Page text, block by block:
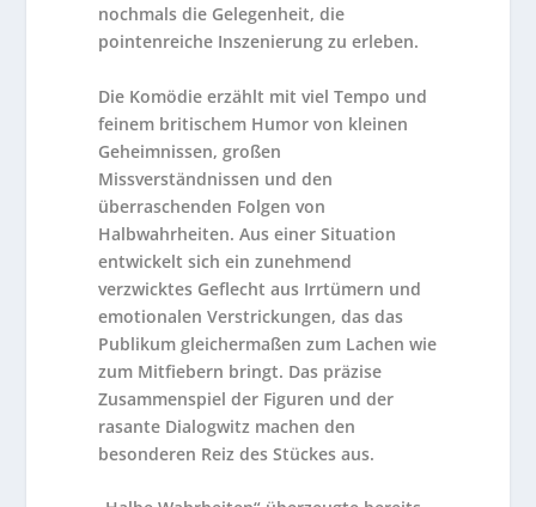
nochmals die Gelegenheit, die
pointenreiche Inszenierung zu erleben.
Die Komödie erzählt mit viel Tempo und
feinem britischem Humor von kleinen
Geheimnissen, großen
Missverständnissen und den
überraschenden Folgen von
Halbwahrheiten. Aus einer Situation
entwickelt sich ein zunehmend
verzwicktes Geflecht aus Irrtümern und
emotionalen Verstrickungen, das das
Publikum gleichermaßen zum Lachen wie
zum Mitfiebern bringt. Das präzise
Zusammenspiel der Figuren und der
rasante Dialogwitz machen den
besonderen Reiz des Stückes aus.